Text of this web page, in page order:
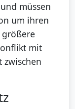
müssen
um ihren
mit
zwischen